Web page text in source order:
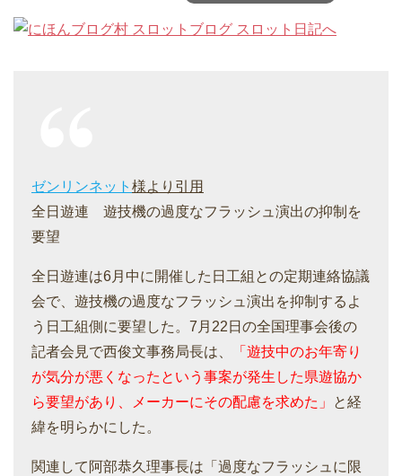
ゼンリンネット 様より引用
全日遊連 遊技機の過度なフラッシュ演出の抑制を
要望
全日遊連は6月中に開催した日工組との定期連絡協議
会で、遊技機の過度なフラッシュ演出を抑制するよ
う日工組側に要望した。7月22日の全国理事会後の
記者会見で西俊文事務局長は、
「遊技中のお年寄り
が気分が悪くなったという事案が発生した県遊協か
ら要望があり、メーカーにその配慮を求めた」
と経
緯を明らかにした。
関連して阿部恭久理事長は「過度なフラッシュに限